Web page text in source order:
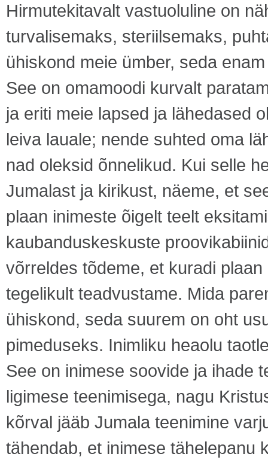
Hirmutekitavalt vastuoluline on
turvalisemaks, steriilsemaks,
ühiskond meie ümber, seda
See on omamoodi kurvalt
ja eriti meie lapsed ja lähedased
leiva lauale; nende suhted oma
nad oleksid õnnelikud. Kui selle
Jumalast ja kirikust, näeme, et
plaan inimeste õigelt teelt
kaubanduskeskuste
võrreldes tõdeme, et kuradi
tegelikult teadvustame. Mida
ühiskond, seda suurem on oht
pimeduseks. Inimliku heaolu
See on inimese soovide ja ihade
ligimese teenimisega, nagu
kõrval jääb Jumala teenimine
tähendab, et inimese tähelepanu